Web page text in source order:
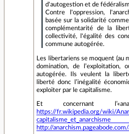
d'autogestion et de
Contre l'oppression,
basée sur la solidarité
complémentarité de la
collectivité, l'égalité des
commune autogérée.
Les libertariens se moquent (au
domination, de l’exploitation,
autogérée. Ils veulent la
liberté donc l’inégalité
exploiter par le capitalisme.
Et concernant
https://fr.wikipedia.org/wiki/
capitalisme_et_anarchisme
http://